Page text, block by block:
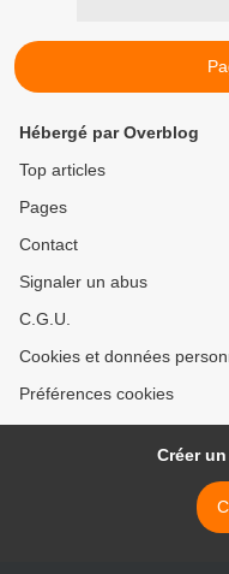
Hébergé par Overblog
Top articles
Pages
Contact
Signaler un abus
C.G.U.
Cookies et données
Préférences cookies
Créer